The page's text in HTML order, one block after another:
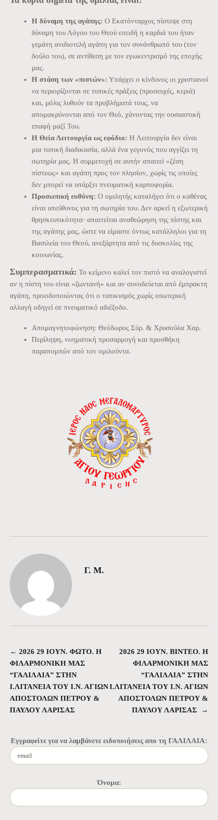
Η δύναμη της αγάπης: Ο Εκατόνταρχος πίστεψε στη
δύναμη του Λόγου του Θεού επειδή η καρδιά του ήταν
γεμάτη ανιδιοτελή αγάπη για τον συνάνθρωπό του (τον
δούλο του), σε αντίθεση με τον εγωκεντρισμό της εποχής
μας.
Η στάση των «πιστών»: Υπάρχει ο κίνδυνος οι χριστιανοί
να περιορίζονται σε τυπικές πράξεις (προσευχές, κεριά)
και, μόλις λυθούν τα προβλήματά τους, να
απομακρύνονται από τον Θεό, χάνοντας την ουσιαστική
επαφή μαζί Του.
Η Θεία Λειτουργία ως εφόδιο: Η Λειτουργία δεν είναι
μια τυπική διαδικασία, αλλά ένα γεγονός που αγγίζει τη
σωτηρία μας. Η συμμετοχή σε αυτήν απαιτεί «ζέση
πίστεως» και αγάπη προς τον πλησίον, χωρίς τις οποίες
δεν μπορεί να υπάρξει πνευματική καρποφορία.
Προσωπική ευθύνη: Ο ομιλητής καταλήγει ότι ο καθένας
είναι υπεύθυνος για τη σωτηρία του. Δεν αρκεί η εξωτερική
θρησκευτικότητα· απαιτείται αναθεώρηση της πίστης και
της αγάπης μας, ώστε να είμαστε όντως κατάλληλοι για τη
Βασιλεία του Θεού, ανεξάρτητα από τις δυσκολίες της
κοινωνίας.
Συμπερασματικά: Το κείμενο καλεί τον πιστό να αναλογιστεί
αν η πίστη του είναι «ζωντανή» και αν συνοδεύεται από έμπρακτη
αγάπη, προειδοποιώντας ότι ο τυπικισμός χωρίς εσωτερική
αλλαγή οδηγεί σε πνευματικό αδιέξοδο.
Απομαγνητοφώνηση: Θεόδωρος Σύρ. & Χρυσούλα Χαρ.
Περίληψη, νοηματική προσαρμογή και προσθήκη
παραπομπών από τον ομιλούντα.
Γ. Μ.
Πλοήγηση άρθρων
← 2026 29 ΙΟΥΝ. ΦΩΤΟ. Η
ΦΙΛΑΡΜΟΝΙΚΗ ΜΑΣ
“ΓΑΛΙΛΑΙΑ” ΣΤΗΝ
Ι.ΛΙΤΑΝΕΙΑ ΤΟΥ Ι.Ν. ΑΓΙΩΝ
ΑΠΟΣΤΟΛΩΝ ΠΕΤΡΟΥ &
ΠΑΥΛΟΥ ΛΑΡΙΣΑΣ
2026 29 ΙΟΥΝ. ΒΙΝΤΕΟ. Η
ΦΙΛΑΡΜΟΝΙΚΗ ΜΑΣ
“ΓΑΛΙΛΑΙΑ” ΣΤΗΝ
Ι.ΛΙΤΑΝΕΙΑ ΤΟΥ Ι.Ν. ΑΓΙΩΝ
ΑΠΟΣΤΟΛΩΝ ΠΕΤΡΟΥ &
ΠΑΥΛΟΥ ΛΑΡΙΣΑΣ
→
Εγγραφείτε για να λαμβάνετε ειδοποιήσεις απο τη ΓΑΛΙΛΑΙΑ:
Όνομα: